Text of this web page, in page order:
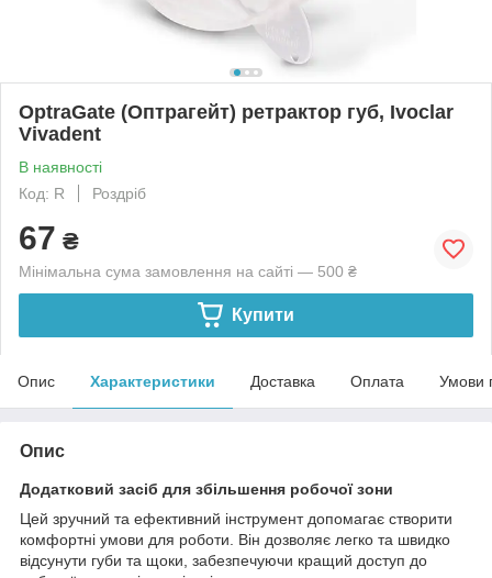
OptraGate (Оптрагейт) ретрактор губ, Ivoclar
Vivadent
В наявності
Код: R
Роздріб
67 ₴
Мінімальна сума замовлення на сайті — 500 ₴
Купити
Опис Характеристики Доставка Оплата Умови
Опис
Додатковий засіб для збільшення робочої зони
Цей зручний та ефективний інструмент допомагає створити
комфортні умови для роботи. Він дозволяє легко та швидко
відсунути губи та щоки, забезпечуючи кращий доступ до